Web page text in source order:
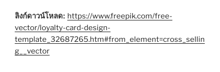
ลิงก์ดาวน์โหลด: https://www.freepik.com/free-
vector/loyalty-card-design-
template_32687265.htm#from_element=cross_sellin
g__vector